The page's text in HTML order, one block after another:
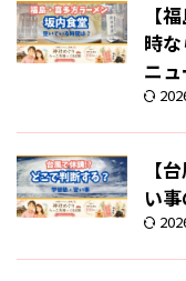
【
時
ニ
【
い